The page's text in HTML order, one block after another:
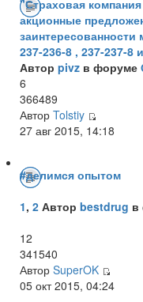
"Страховая
акционные
237-236-8 , 237-237-8
Автор pivz в форуме
6
366489
Автор Tolstiy
27 авг 2015, 14:18
#делимся опытом
1, 2 Автор bestdrug в
12
341540
Автор SuperOK
05 окт 2015, 04:24